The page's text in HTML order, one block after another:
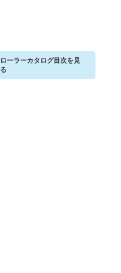
ローラーカタログ目次を見
る